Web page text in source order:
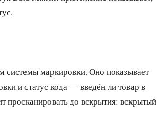
маркировки. Оно показывает
и статус кода — введён ли товар в
просканировать до вскрытия: вскрытый